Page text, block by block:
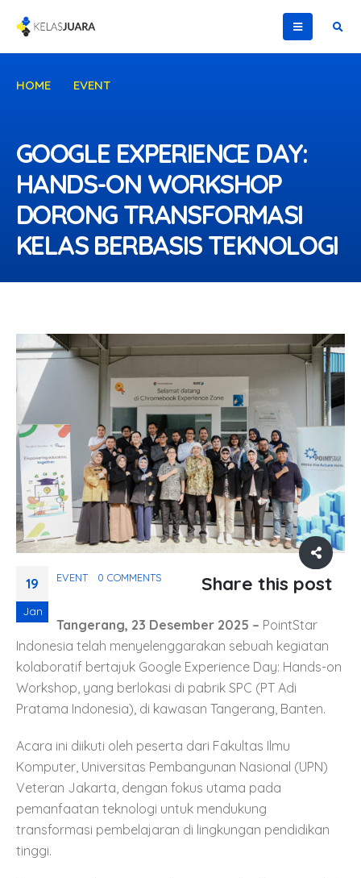
HOME
EVENT
GOOGLE EXPERIENCE DAY:
HANDS-ON WORKSHOP
DORONG TRANSFORMASI
KELAS BERBASIS TEKNOLOGI
Share this post
19
Jan
EVENT 0 COMMENTS
Tangerang, 23 Desember 2025 – PointStar
Indonesia telah menyelenggarakan sebuah kegiatan
kolaboratif bertajuk Google Experience Day: Hands-on
Workshop, yang berlokasi di pabrik SPC (PT Adi
Pratama Indonesia), di kawasan Tangerang, Banten.
Acara ini diikuti oleh peserta dari Fakultas Ilmu
Komputer, Universitas Pembangunan Nasional (UPN)
Veteran Jakarta, dengan fokus utama pada
pemanfaatan teknologi untuk mendukung
transformasi pembelajaran di lingkungan pendidikan
tinggi.